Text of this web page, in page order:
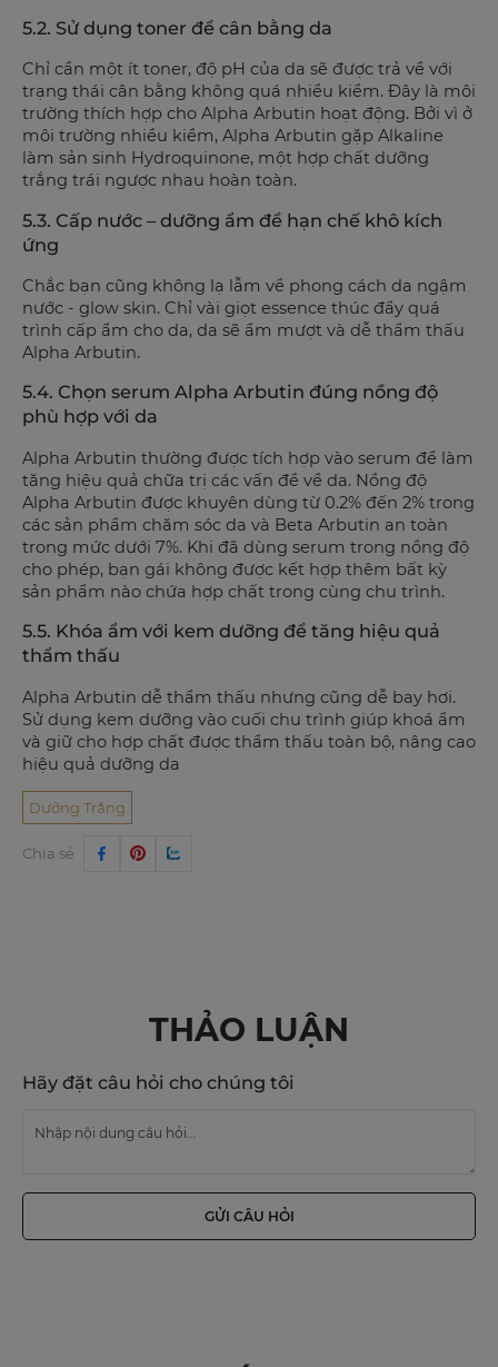
5.2. Sử dụng toner để cân bằng da
Chỉ cần một ít toner, độ pH của da sẽ được trả về với
trạng thái cân bằng không quá nhiều kiềm. Đây là môi
trường thích hợp cho Alpha Arbutin hoạt động. Bởi vì ở
môi trường nhiều kiềm, Alpha Arbutin gặp Alkaline
làm sản sinh Hydroquinone, một hợp chất dưỡng
trắng trái ngược nhau hoàn toàn.
5.3. Cấp nước – dưỡng ẩm để hạn chế khô kích
ứng
Chắc bạn cũng không lạ lẫm về phong cách da ngậm
nước - glow skin. Chỉ vài giọt essence thúc đẩy quá
trình cấp ẩm cho da, da sẽ ẩm mượt và dễ thẩm thấu
Alpha Arbutin.
5.4. Chọn serum Alpha Arbutin đúng nồng độ
phù hợp với da
Alpha Arbutin thường được tích hợp vào serum để làm
tăng hiệu quả chữa trị các vấn đề về da. Nồng độ
Alpha Arbutin được khuyên dùng từ 0.2% đến 2% trong
các sản phẩm chăm sóc da và Beta Arbutin an toàn
trong mức dưới 7%. Khi đã dùng serum trong nồng độ
cho phép, bạn gái không được kết hợp thêm bất kỳ
sản phẩm nào chứa hợp chất trong cùng chu trình.
5.5. Khóa ẩm với kem dưỡng để tăng hiệu quả
thẩm thấu
Alpha Arbutin dễ thẩm thấu nhưng cũng dễ bay hơi.
Sử dụng kem dưỡng vào cuối chu trình giúp khoá ẩm
và giữ cho hợp chất được thẩm thấu toàn bộ, nâng cao
hiệu quả dưỡng da
Dưỡng Trắng
Chia sẻ
THẢO LUẬN
Hãy đặt câu hỏi cho chúng tôi
GỬI CÂU HỎI